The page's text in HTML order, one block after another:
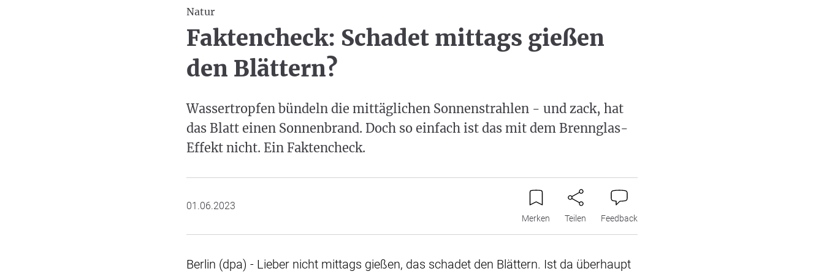
Natur
Faktencheck: Schadet mittags gießen
den Blättern?
Wassertropfen bündeln die mittäglichen Sonnenstrahlen - und zack, hat
das Blatt einen Sonnenbrand. Doch so einfach ist das mit dem Brennglas-
Effekt nicht. Ein Faktencheck.
01.06.2023
Merken Teilen Feedback
Berlin (dpa) - Lieber nicht mittags gießen, das schadet den Blättern. Ist da überhaupt